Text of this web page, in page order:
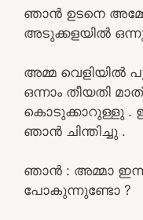
ഞാൻ ഉടനെ
അടുക്കളയിൽ
അമ്മ വെളിയിൽ
ഒന്നാം തീയതി
കൊടുക്കാറുള്ളു .
ഞാൻ ചിന്തിച്ചു .
ഞാൻ : അമ്മാ
പോകുന്നുണ്ടോ ?